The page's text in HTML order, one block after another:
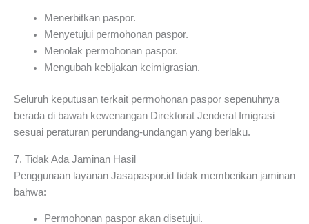
Menerbitkan paspor.
Menyetujui permohonan paspor.
Menolak permohonan paspor.
Mengubah kebijakan keimigrasian.
Seluruh keputusan terkait permohonan paspor sepenuhnya
berada di bawah kewenangan Direktorat Jenderal Imigrasi
sesuai peraturan perundang-undangan yang berlaku.
7. Tidak Ada Jaminan Hasil
Penggunaan layanan Jasapaspor.id tidak memberikan jaminan
bahwa:
Permohonan paspor akan disetujui.